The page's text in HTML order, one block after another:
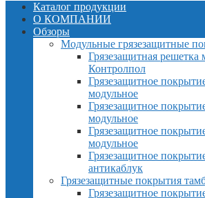
Каталог продукции
О КОМПАНИИ
Обзоры
Модульные грязезащитные
Грязезащитная решетка
Контролпол
Грязезащитное
модульное
Грязезащитное
модульное
Грязезащитное
модульное
Грязезащитное
антикаблук
Грязезащитные покрытия
Грязезащитное